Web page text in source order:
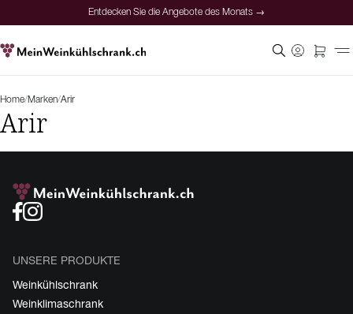
Entdecken Sie die Angebote des Monats →
Home/Marken/Arir
Arir
UNSERE PRODUKTE
Weinkühlschrank
Weinklimaschrank